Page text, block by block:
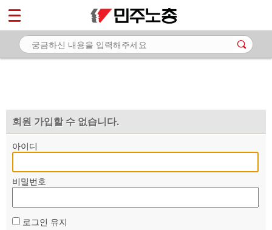
회원 가입할 수 없습니다.
아이디
비밀번호
로그인 유지
마이페이지
소개
자료
부설기관